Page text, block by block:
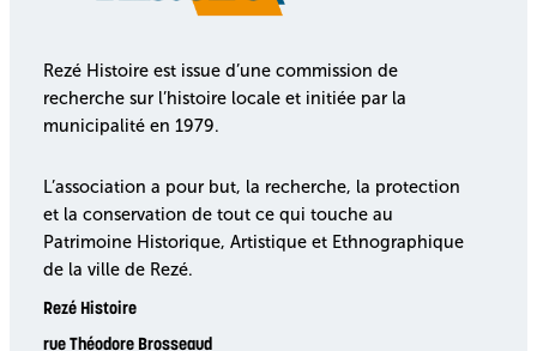
Rezé Histoire est issue d’une commission de
recherche sur l’histoire locale et initiée par la
municipalité en 1979.
L’association a pour but, la recherche, la protection
et la conservation de tout ce qui touche au
Patrimoine Historique, Artistique et Ethnographique
de la ville de Rezé.
Rezé Histoire
rue Théodore Brosseaud